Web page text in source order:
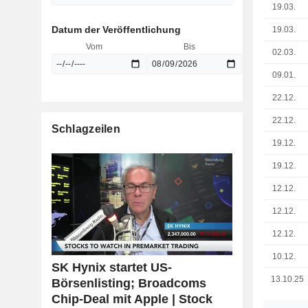
19.03.
19.03.
02.03.
09.01.
22.12.
22.12.
19.12.
19.12.
12.12.
12.12.
12.12.
10.12.
13.10.25
Datum der Veröffentlichung
Vom Bis
Schlagzeilen
SK Hynix startet US-
Börsenlisting; Broadcoms
Chip-Deal mit Apple | Stock